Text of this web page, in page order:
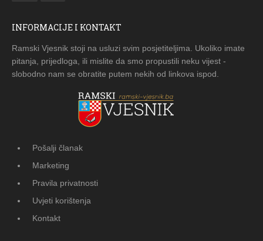
INFORMACIJE I KONTAKT
Ramski Vjesnik stoji na usluzi svim posjetiteljima. Ukoliko imate
pitanja, prijedloga, ili mislite da smo propustili neku vijest -
slobodno nam se obratite putem nekih od linkova ispod.
Pošalji članak
Marketing
Pravila privatnosti
Uvjeti korištenja
Kontakt